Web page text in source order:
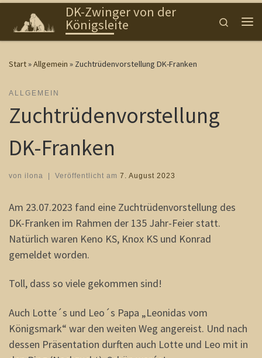
Zum Inhalt springenDK-Zwinger von der
Königsleite
Search
Start»Allgemein » Zuchtrüdenvorstellung DK-Franken
ALLGEMEIN
Zuchtrüdenvorstellung
DK-Franken
von ilona Veröffentlicht am 7. August 2023
Am 23.07.2023 fand eine Zuchtrüdenvorstellung des
DK-Franken im Rahmen der 135 Jahr-Feier statt.
Natürlich waren Keno KS, Knox KS und Konrad
gemeldet worden.
Toll, dass so viele gekommen sind!
Auch Lotte´s und Leo´s Papa „Leonidas vom
Königsmark“ war den weiten Weg angereist. Und nach
dessen Präsentation durften auch Lotte und Leo mit in